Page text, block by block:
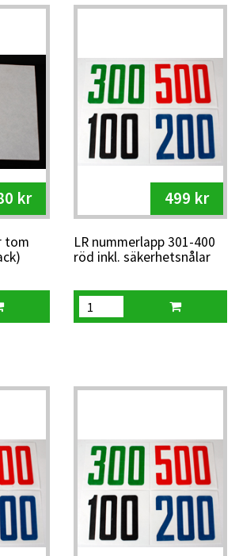
kr
tom
499 kr
LR nummerlapp 301-400
röd inkl. säkerhetsnålar